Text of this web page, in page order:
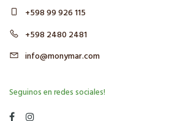
+598 99 926 115
+598 2480 2481
info@monymar.com
Seguinos en redes sociales!